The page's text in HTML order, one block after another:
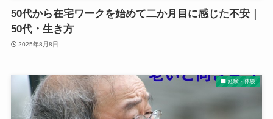
50代から在宅ワークを始めて二か月目に感じた不安｜
50代・生き方
2025年8月8日
経験・体験